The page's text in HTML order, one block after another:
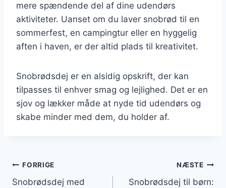
mere spændende del af dine udendørs
aktiviteter. Uanset om du laver snobrød til en
sommerfest, en campingtur eller en hyggelig
aften i haven, er der altid plads til kreativitet.
Snobrødsdej er en alsidig opskrift, der kan
tilpasses til enhver smag og lejlighed. Det er en
sjov og lækker måde at nyde tid udendørs og
skabe minder med dem, du holder af.
Indlægsnavigation
FORRIGE
Snobrødsdej med
NÆSTE
Snobrødsdej til børn: